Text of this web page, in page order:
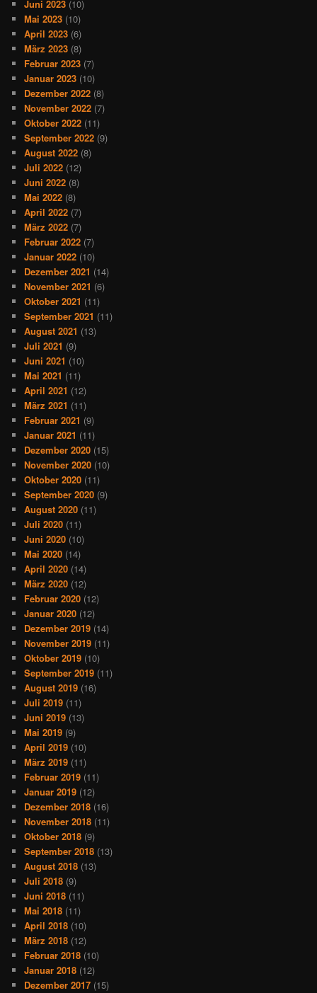
Juni 2023 (10)
Mai 2023 (10)
April 2023 (6)
März 2023 (8)
Februar 2023 (7)
Januar 2023 (10)
Dezember 2022 (8)
November 2022 (7)
Oktober 2022 (11)
September 2022 (9)
August 2022 (8)
Juli 2022 (12)
Juni 2022 (8)
Mai 2022 (8)
April 2022 (7)
März 2022 (7)
Februar 2022 (7)
Januar 2022 (10)
Dezember 2021 (14)
November 2021 (6)
Oktober 2021 (11)
September 2021 (11)
August 2021 (13)
Juli 2021 (9)
Juni 2021 (10)
Mai 2021 (11)
April 2021 (12)
März 2021 (11)
Februar 2021 (9)
Januar 2021 (11)
Dezember 2020 (15)
November 2020 (10)
Oktober 2020 (11)
September 2020 (9)
August 2020 (11)
Juli 2020 (11)
Juni 2020 (10)
Mai 2020 (14)
April 2020 (14)
März 2020 (12)
Februar 2020 (12)
Januar 2020 (12)
Dezember 2019 (14)
November 2019 (11)
Oktober 2019 (10)
September 2019 (11)
August 2019 (16)
Juli 2019 (11)
Juni 2019 (13)
Mai 2019 (9)
April 2019 (10)
März 2019 (11)
Februar 2019 (11)
Januar 2019 (12)
Dezember 2018 (16)
November 2018 (11)
Oktober 2018 (9)
September 2018 (13)
August 2018 (13)
Juli 2018 (9)
Juni 2018 (11)
Mai 2018 (11)
April 2018 (10)
März 2018 (12)
Februar 2018 (10)
Januar 2018 (12)
Dezember 2017 (15)